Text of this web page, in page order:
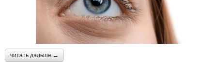
читать дальше →